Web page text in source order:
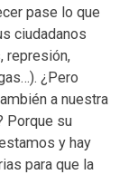
pase lo que
ciudadanos
represión,
¿Pero
a nuestra
Porque su
y hay
para que la